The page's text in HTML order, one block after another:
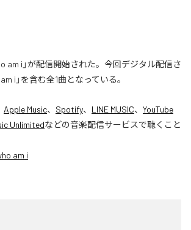
am i」が配信開始された。今回デジタル配信さ
i」を含む全1曲となっている。
Apple Music、 Spotify、 LINE MUSIC、 YouTube
Unlimitedなどの音楽配信サービスで聴くこと
am i